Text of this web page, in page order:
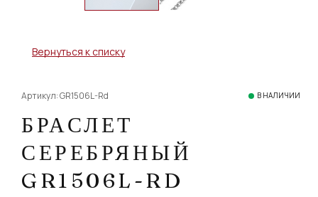
Вернуться к списку
Артикул: GR1506L-Rd В НАЛИЧИИ
БРАСЛЕТ
СЕРЕБРЯНЫЙ
GR1506L-RD